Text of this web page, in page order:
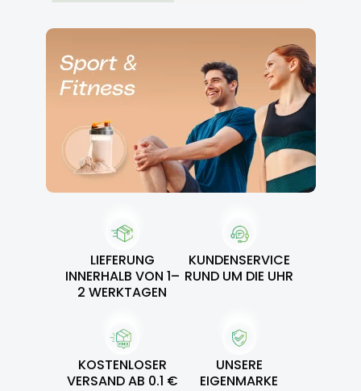
LIEFERUNG
INNERHALB VON 1–
2 WERKTAGEN
KUNDENSERVICE
RUND UM DIE UHR
KOSTENLOSER
VERSAND AB 0.1 €
UNSERE
EIGENMARKE